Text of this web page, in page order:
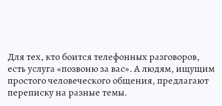
Для тех, кто боится телефонных разговоров,
есть услуга «позвоню за вас». А людям, ищущим
простого человеческого общения, предлагают
переписку на разные темы.